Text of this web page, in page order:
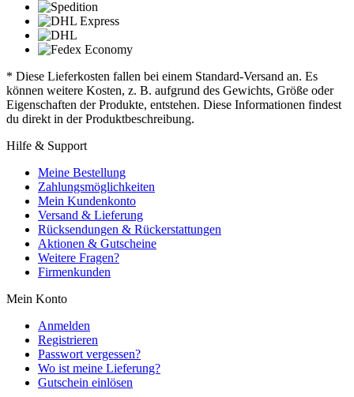
* Diese Lieferkosten fallen bei einem Standard-Versand an. Es
können weitere Kosten, z. B. aufgrund des Gewichts, Größe oder
Eigenschaften der Produkte, entstehen. Diese Informationen findest
du direkt in der Produktbeschreibung.
Hilfe & Support
Meine Bestellung
Zahlungsmöglichkeiten
Mein Kundenkonto
Versand & Lieferung
Rücksendungen & Rückerstattungen
Aktionen & Gutscheine
Weitere Fragen?
Firmenkunden
Mein Konto
Anmelden
Registrieren
Passwort vergessen?
Wo ist meine Lieferung?
Gutschein einlösen